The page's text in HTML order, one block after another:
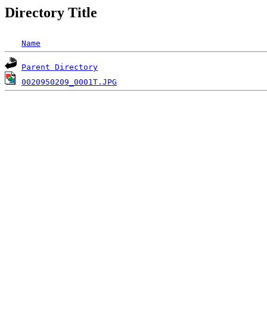
Directory Title
Name
Parent Directory
0020950209_0001T.JPG